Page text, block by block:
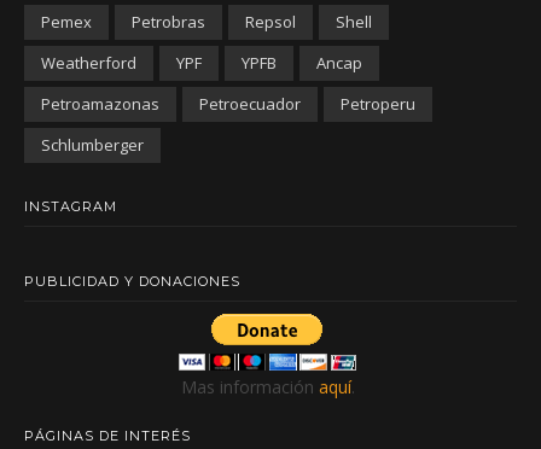
Pemex
Petrobras Repsol
Shell
Weatherford
YPF YPFB
Ancap
Petroamazonas
Petroecuador
Petroperu
Schlumberger
INSTAGRAM
PUBLICIDAD Y DONACIONES
Mas información aquí.
PÁGINAS DE INTERÉS